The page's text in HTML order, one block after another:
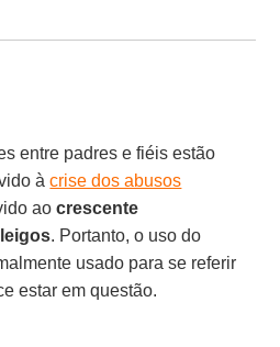
entre padres e fiéis estão
àcrise dos abusos
aocrescente
. Portanto, o uso do
usado para se referir
estar em questão.